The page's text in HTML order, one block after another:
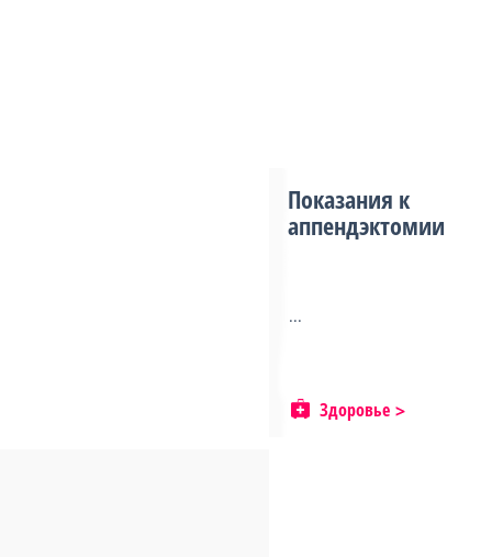
Показания к
аппендэктомии
...
Здоровье